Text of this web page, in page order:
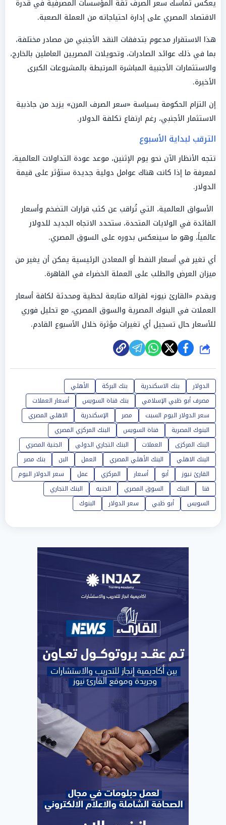
يعكس تماسك سعر الصرف ثقة المؤسسات المصرفية في قدرة
الاقتصاد المصري على إدارة احتياجاته من العملة الصعبة.
هذا الاستقرار مدعوم بتدفقات النقد الأجنبي من مصادر مختلفة،
بما في ذلك عوائد الصادرات، وتحويلات المصريين العاملين بالخارج،
والاستثمارات الأجنبية المباشرة المرتبطة بالمشروعات الكبرى
الأخيرة.
إن التزام الحكومة بسياسة «سعر الصرف المرن» يزيد من جاذبية
الاستثمار الأجنبي، رغم ارتفاع تكلفة الدولار.
الترقب لبداية الأسبوع
تتجه الأنظار الآن نحو يوم الإثنين، موعد عودة التداولات العالمية،
لمعرفة ما إذا كانت هناك عوامل دولية جديدة ستؤثر على قيمة
الدولار.
الأسواق العالمية، التي تُراقب عن كثب قرارات التضخم وأسعار
الفائدة في الولايات المتحدة، ستحدد الاتجاه الجديد للدولار
عالمياً، وهو ما سينعكس بدوره على السوق المصري.
أي تغير في أسعار النفط أو المعادن الرئيسية يمكن أن يغير من
ميزان العرض والطلب على العملة الخضراء في القاهرة.
ويقدم «القارئ نيوز» لقرائه متابعة لحظية ومحدثة لكافة أسعار
العملات في البنوك المصرية والسوق المصري، مع تحليل فوري
للأسعار حال تسجيل أي تغيرات مؤثرة خلال الأسبوع القادم.
شارك
الدولار بنك الاسكندرية بنك البركة
الأهلي
مصرف أبو ظبي الإسلامي
بنك قناة السويس
أسعار العملات
سعر الدولار اليوم السبت
مصر الإسكندرية
الاهلي المصري
البنوك المصرية
قناة السويس
البنك المركزي المصري
البنك المركزى
العملات البنك التجاري الدولي
الجنية المصري
البنك الاهلي
البنك الأهلي المصري العمل البن
بنك مصر
القارئ نيوز
أبو أسعار المركزي عمل
سعر الدولار اليوم
قنا
البنك السوق المصري الجنيه
البنك التجاري
السويس
أبو ظبي سعر الدولار البنوك